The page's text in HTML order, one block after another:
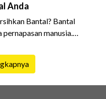
Anda
Bantal? Bantal
manusia.
serta ke dalam bahan
ditemukan di permukaa